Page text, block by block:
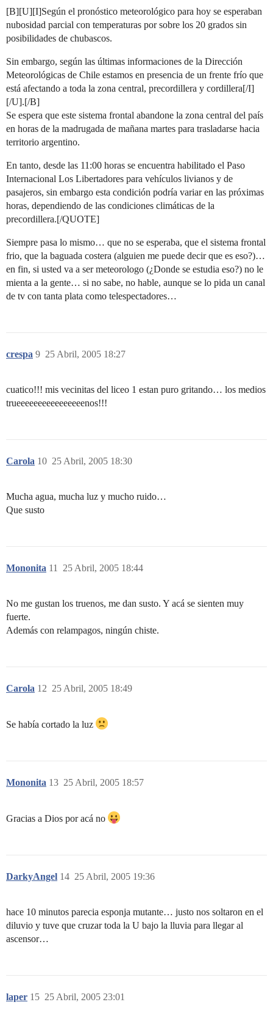
[B][U][I]Según el pronóstico meteorológico para hoy se esperaban
nubosidad parcial con temperaturas por sobre los 20 grados sin
posibilidades de chubascos.
Sin embargo, según las últimas informaciones de la Dirección
Meteorológicas de Chile estamos en presencia de un frente frío que
está afectando a toda la zona central, precordillera y cordillera[/I]
[/U].[/B]
Se espera que este sistema frontal abandone la zona central del país
en horas de la madrugada de mañana martes para trasladarse hacia
territorio argentino.
En tanto, desde las 11:00 horas se encuentra habilitado el Paso
Internacional Los Libertadores para vehículos livianos y de
pasajeros, sin embargo esta condición podría variar en las próximas
horas, dependiendo de las condiciones climáticas de la
precordillera.[/QUOTE]
Siempre pasa lo mismo… que no se esperaba, que el sistema frontal
frio, que la baguada costera (alguien me puede decir que es eso?)…
en fin, si usted va a ser meteorologo (¿Donde se estudia eso?) no le
mienta a la gente… si no sabe, no hable, aunque se lo pida un canal
de tv con tanta plata como telespectadores…
crespa 25 Abril, 2005 18:27
9
cuatico!!! mis vecinitas del liceo 1 estan puro gritando… los medios
trueeeeeeeeeeeeeeeenos!!!
Carola 25 Abril, 2005 18:30
10
Mucha agua, mucha luz y mucho ruido…
Que susto
Mononita 25 Abril, 2005 18:44
11
No me gustan los truenos, me dan susto. Y acá se sienten muy
fuerte.
Además con relampagos, ningún chiste.
Carola 25 Abril, 2005 18:49
12
Se había cortado la luz
Mononita 25 Abril, 2005 18:57
13
Gracias a Dios por acá no
DarkyAngel 25 Abril, 2005 19:36
14
hace 10 minutos parecia esponja mutante… justo nos soltaron en el
diluvio y tuve que cruzar toda la U bajo la lluvia para llegar al
ascensor…
laper 25 Abril, 2005 23:01
15